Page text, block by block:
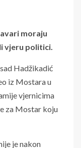
moraju
vjeru politici.
Hadžikadić
iz Mostara u
vjernicima
za Mostar koju
je nakon